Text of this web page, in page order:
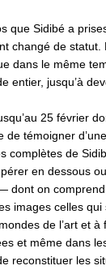
que Sidibé a
changé de statut.
dans le même
entier, jusqu’à
25 février
témoigner
complètes de
en dessous
on comprend,
images celles
de l’art et à
et même dans
reconstituer les